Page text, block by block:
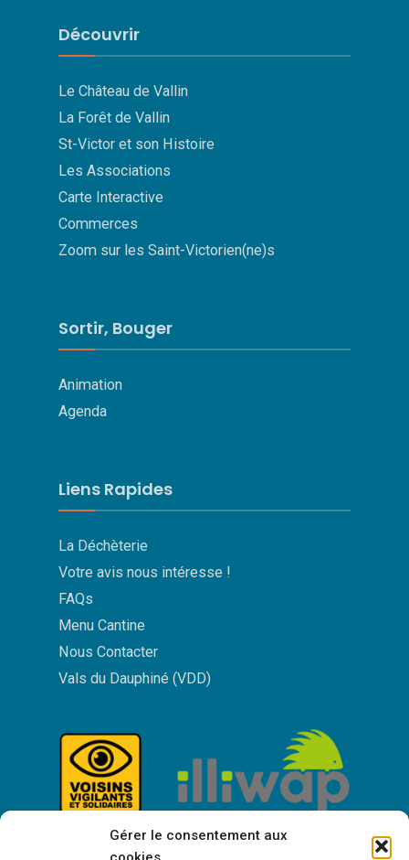
Gérer le consentement aux
Découvrir
Le Château de Vallin
La Forêt de Vallin
St-Victor et son Histoire
Les Associations
Carte Interactive
Commerces
Zoom sur les Saint-Victorien(ne)s
Sortir, Bouger
Animation
Agenda
Liens Rapides
La Déchèterie
Votre avis nous intéresse !
FAQs
Menu Cantine
Nous Contacter
Vals du Dauphiné (VDD)